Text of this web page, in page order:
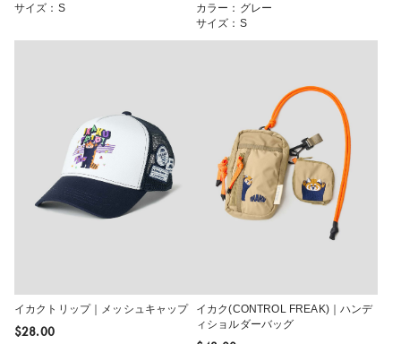
サイズ：S
カラー：グレー
サイズ：S
イカクトリップ｜メッシュキャップ
$‌28.00
イカク(CONTROL FREAK)｜ハンデ
ィショルダーバッグ